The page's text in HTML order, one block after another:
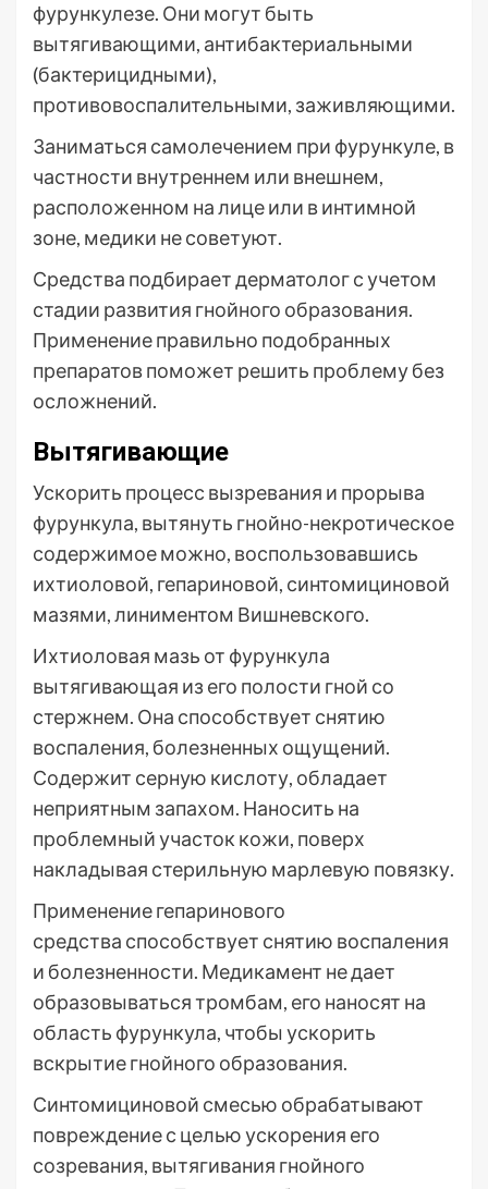
фурункулезе. Они могут быть
вытягивающими, антибактериальными
(бактерицидными),
противовоспалительными, заживляющими.
Заниматься самолечением при фурункуле, в
частности внутреннем или внешнем,
расположенном на лице или в интимной
зоне, медики не советуют.
Средства подбирает дерматолог с учетом
стадии развития гнойного образования.
Применение правильно подобранных
препаратов поможет решить проблему без
осложнений.
Вытягивающие
Ускорить процесс вызревания и прорыва
фурункула, вытянуть гнойно-некротическое
содержимое можно, воспользовавшись
ихтиоловой, гепариновой, синтомициновой
мазями, линиментом Вишневского.
Ихтиоловая мазь от фурункула
вытягивающая из его полости гной со
стержнем. Она способствует снятию
воспаления, болезненных ощущений.
Содержит серную кислоту, обладает
неприятным запахом. Наносить на
проблемный участок кожи, поверх
накладывая стерильную марлевую повязку.
Применение гепаринового
средства способствует снятию воспаления
и болезненности. Медикамент не дает
образовываться тромбам, его наносят на
область фурункула, чтобы ускорить
вскрытие гнойного образования.
Синтомициновой смесью обрабатывают
повреждение с целью ускорения его
созревания, вытягивания гнойного